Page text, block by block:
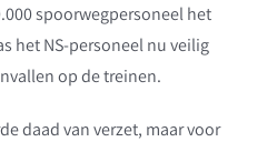
spoorwegpersoneel het
het NS-personeel nu veilig
op de treinen.
daad van verzet, maar voor